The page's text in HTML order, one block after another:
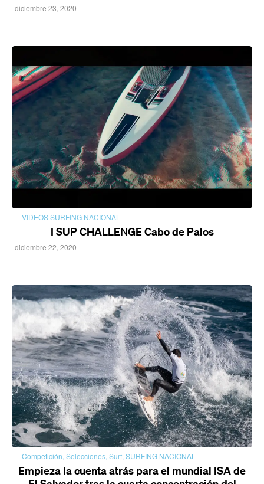
diciembre 23, 2020
VIDEOS SURFING NACIONAL
I SUP CHALLENGE Cabo de Palos
diciembre 22, 2020
Competición, Selecciones, Surf, SURFING NACIONAL
Empieza la cuenta atrás para el mundial ISA de